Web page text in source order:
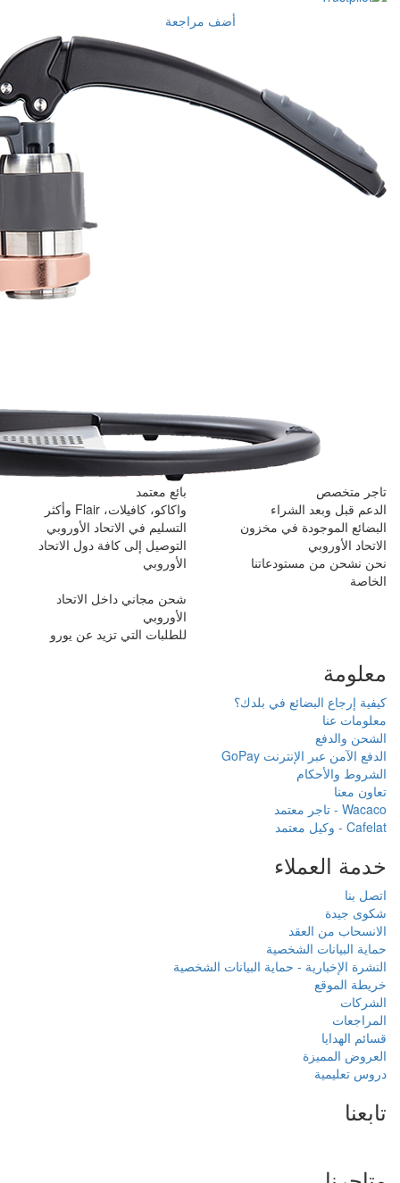
بائع معتمد
واكاكو، كافيلات، Flair وأكثر
التسليم في الاتحاد الأوروبي
التوصيل إلى كافة دول الاتحاد
الأوروبي
الشخصية